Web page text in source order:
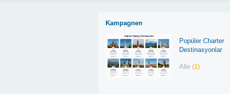
Kampagnen
Popüler Charter
Destinasyonlar
Alle(1)